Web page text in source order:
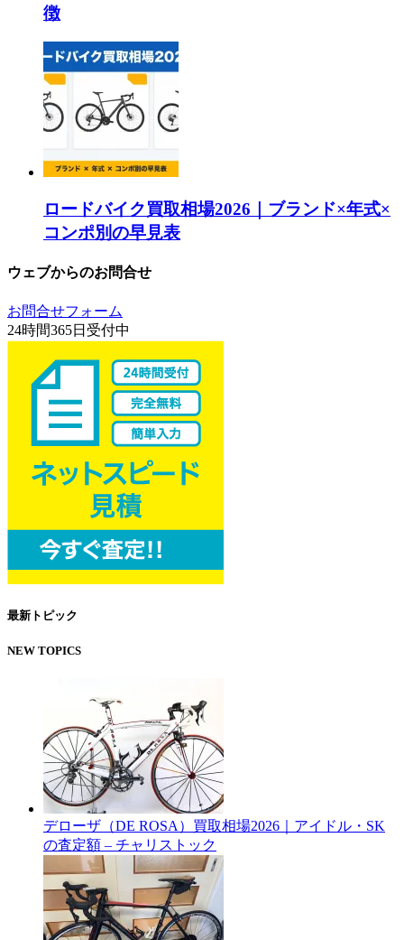
徴
ロードバイク買取相場2026｜ブランド×年式×
コンポ別の早見表
ウェブからのお問合せ
お問合せフォーム
24時間365日受付中
最新トピック
NEW TOPICS
デローザ（DE ROSA）買取相場2026｜アイドル・SK
の査定額 – チャリストック